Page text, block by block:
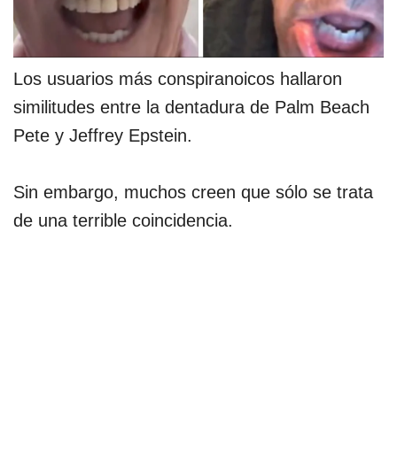
Los usuarios más conspiranoicos hallaron
similitudes entre la dentadura de Palm Beach
Pete y Jeffrey Epstein.
Sin embargo, muchos creen que sólo se trata
de una terrible coincidencia.